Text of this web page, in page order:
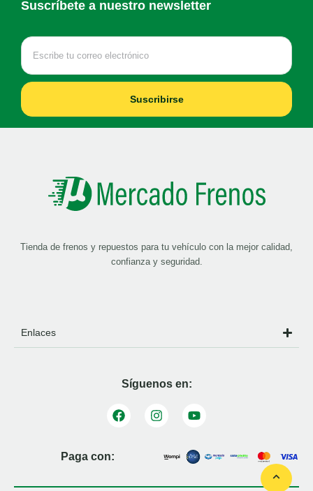
Suscríbete a nuestro newsletter
Suscribirse
Tienda de frenos y repuestos para tu vehículo con la mejor calidad,
confianza y seguridad.
Enlaces
Síguenos en:
Paga con: